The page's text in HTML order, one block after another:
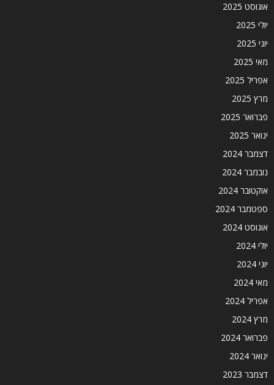
אוגוסט 2025
יולי 2025
יוני 2025
מאי 2025
אפריל 2025
מרץ 2025
פברואר 2025
ינואר 2025
דצמבר 2024
נובמבר 2024
אוקטובר 2024
ספטמבר 2024
אוגוסט 2024
יולי 2024
יוני 2024
מאי 2024
אפריל 2024
מרץ 2024
פברואר 2024
ינואר 2024
דצמבר 2023